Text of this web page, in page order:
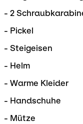
- 2
- Pickel
- Steigeisen
- Helm
- Warme Kleider
- Handschuhe
- Mütze